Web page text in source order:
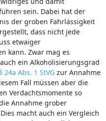
sein. Dabei hat der
der groben Fahrlässigkeit
dass nicht jede
etwaiger
kann. Zwar mag es
ein Alkoholisierungsgrad
§ 24a Abs. 1 StVGzur Annahme
Fall müssen aber die
Verdachtsmomente so
Annahme grober
macht auch ein Vergleich